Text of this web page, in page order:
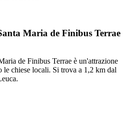
Maria de Finibus Terrae
de Finibus Terrae è un'attrazione
le chiese locali. Si trova a 1,2 km dal